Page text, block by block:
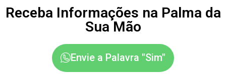
Receba Informações na Palma da
Sua Mão
Envie a Palavra "Sim"